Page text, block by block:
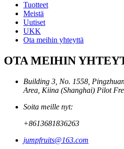
Tuotteet
Meistä
Uutiset
UKK
Ota meihin yhteyttä
OTA MEIHIN
Building 3, No. 1558,
Area, Kiina (Shanghai) Pilot
Soita meille nyt:
+8613681836263
jumpfruits@163.com